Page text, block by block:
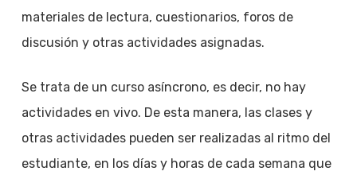
materiales de lectura, cuestionarios, foros de
discusión y otras actividades asignadas.
Se trata de un curso asíncrono, es decir, no hay
actividades en vivo. De esta manera, las clases y
otras actividades pueden ser realizadas al ritmo del
estudiante, en los días y horas de cada semana que